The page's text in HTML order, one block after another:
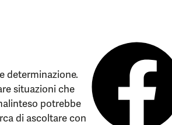
determinazione.
situazioni che
potrebbe
di ascoltare con